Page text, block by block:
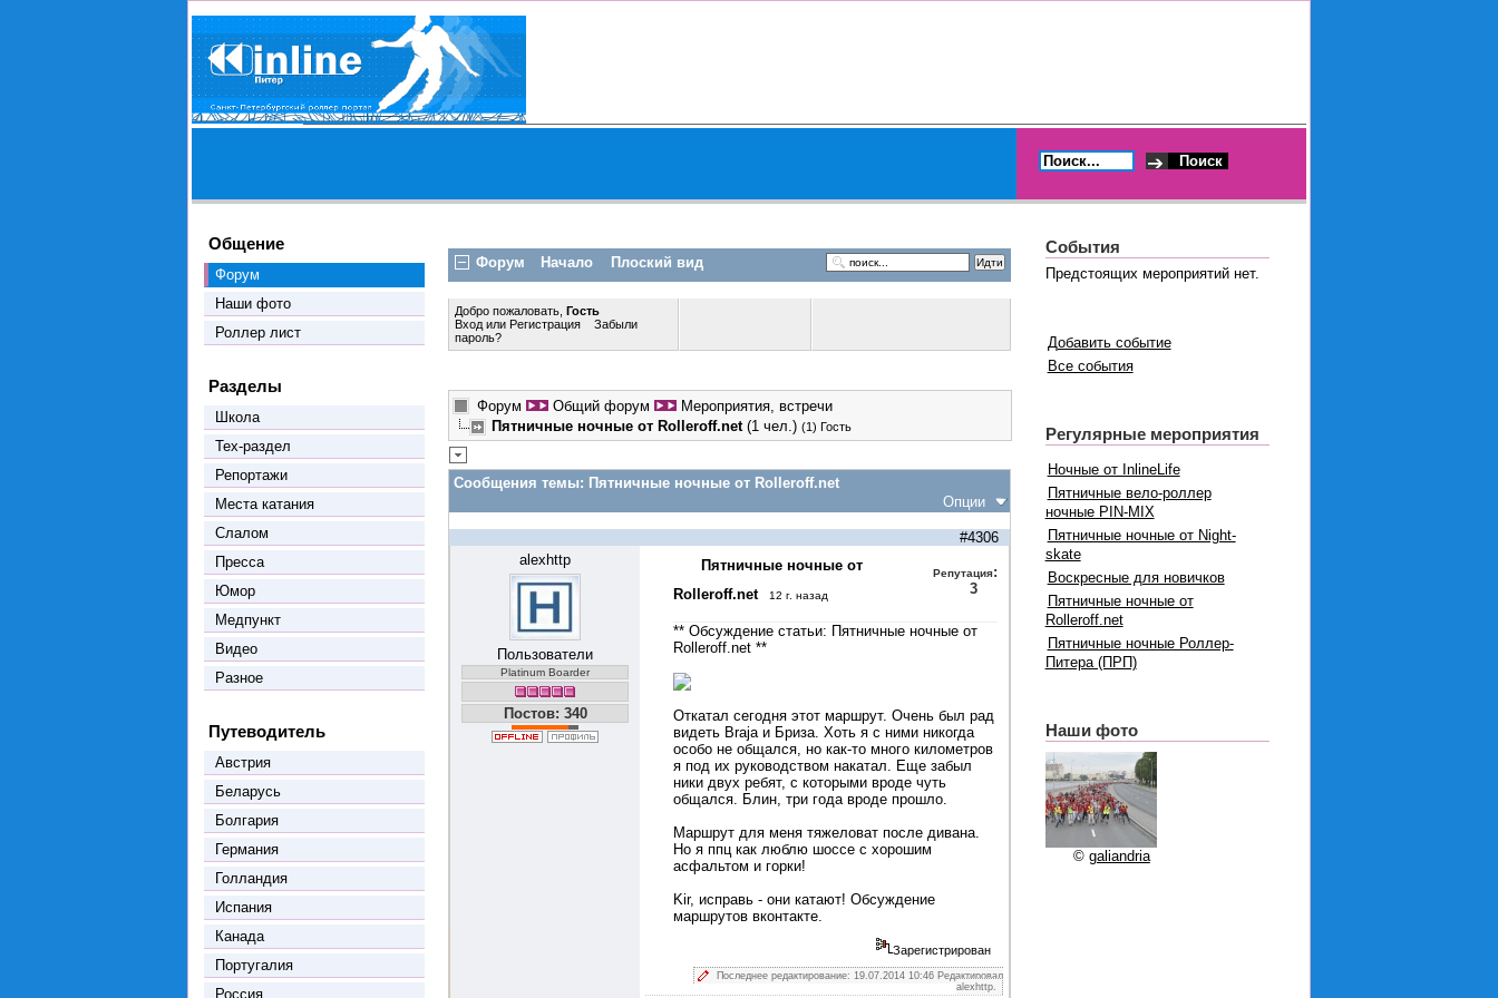
Общение
Форум
Наши фото
Роллер лист
Разделы
Школа
Тех-раздел
Репортажи
Места катания
Слалом
Пресса
Юмор
Медпункт
Видео
Разное
Путеводитель
Австрия
Беларусь
Болгария
Германия
Голландия
Испания
Канада
Португалия
Россия
Форум Начало Плоский вид
Добро пожаловать, Гость
Вход или Регистрация
Забыли
пароль?
Форум Общий форум
Мероприятия, встречи
Пятничные ночные от Rolleroff.net (1 чел.) (1) Гость
Сообщения темы: Пятничные ночные от Rolleroff.net
Опции
#4306
alexhttp
Пользователи
Platinum Boarder
Постов: 340
Пятничные ночные от
Rolleroff.net
12 г. назад
Репутация:
3
** Обсуждение статьи: Пятничные ночные от
Rolleroff.net **
Откатал сегодня этот маршрут. Очень был рад
видеть Braja и Бриза. Хоть я с ними никогда
особо не общался, но как-то много километров
я под их руководством накатал. Еще забыл
ники двух ребят, с которыми вроде чуть
общался. Блин, три года вроде прошло.
Маршрут для меня тяжеловат после дивана.
Но я ппц как люблю шоссе с хорошим
асфальтом и горки!
Kir, исправь - они катают! Обсуждение
маршрутов вконтакте.
Зарегистрирован
Последнее редактирование: 19.07.2014 10:46 Редактировал
alexhttp.
События
Предстоящих мероприятий нет.
Добавить событие
Все события
Регулярные мероприятия
Ночные от InlineLife
Пятничные вело-роллер
ночные PIN-MIX
Пятничные ночные от Night-
skate
Воскресные для новичков
Пятничные ночные от
Rolleroff.net
Пятничные ночные Роллер-
Питера (ПРП)
Наши фото
© galiandria